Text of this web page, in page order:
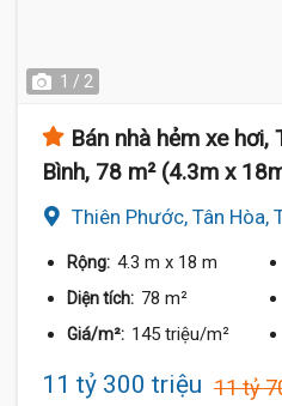
1 / 2
Bán nhà hẻm xe hơi,
Bình, 78 m² (4.3m x
Thiên Phước, Tân Hòa,
Rộng: 4.3 m x 18 m
Diện tích: 78 m²
Giá/m²: 145 triệu/m²
11 tỷ 300 triệu 11 tỷ